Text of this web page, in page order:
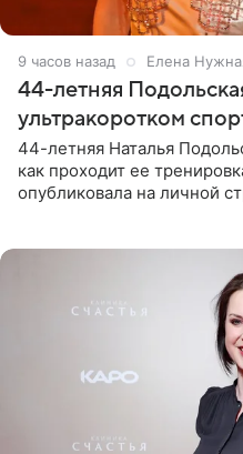
9 часов назад Елена
44-летняя
ультракоротком
44-летняя Наталья
как проходит ее
опубликовала на личной